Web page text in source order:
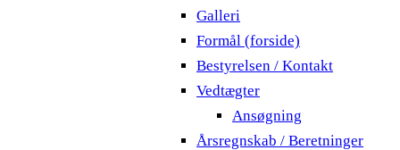
Galleri
Formål (forside)
Bestyrelsen / Kontakt
Vedtægter
Ansøgning
Årsregnskab / Beretninger